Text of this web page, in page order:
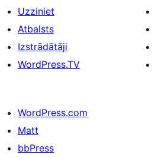
Uzziniet
Atbalsts
Izstrādātāji
WordPress.TV
WordPress.com
Matt
bbPress